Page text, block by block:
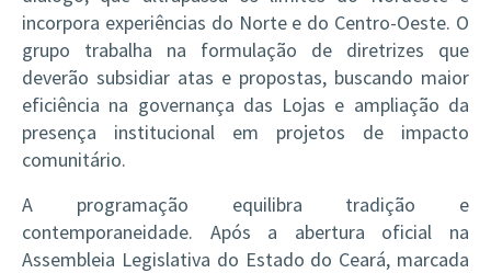
incorpora experiências do Norte e do Centro-Oeste. O
grupo trabalha na formulação de diretrizes que
deverão subsidiar atas e propostas, buscando maior
eficiência na governança das Lojas e ampliação da
presença institucional em projetos de impacto
comunitário.
A programação equilibra tradição e
contemporaneidade. Após a abertura oficial na
Assembleia Legislativa do Estado do Ceará, marcada